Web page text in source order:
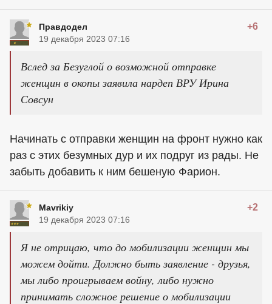
Правдодел +6
19 декабря 2023 07:16
Вслед за Безуглой о возможной отправке
женщин в окопы заявила нардеп ВРУ Ирина
Совсун
Начинать с отправки женщин на фронт нужно как
раз с этих безумных дур и их подруг из рады. Не
забыть добавить к ним бешеную Фарион.
Mavrikiy +2
19 декабря 2023 07:16
Я не отрицаю, что до мобилизации женщин мы
можем дойти. Должно быть заявление - друзья,
мы либо проигрываем войну, либо нужно
принимать сложное решение о мобилизации